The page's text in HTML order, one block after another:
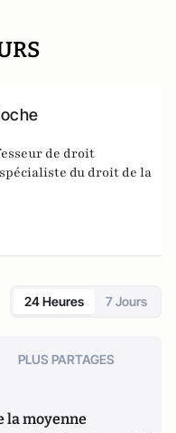
de droit
du droit de la
24 Heures 7 Jours
PLUS PARTAGES
la moyenne